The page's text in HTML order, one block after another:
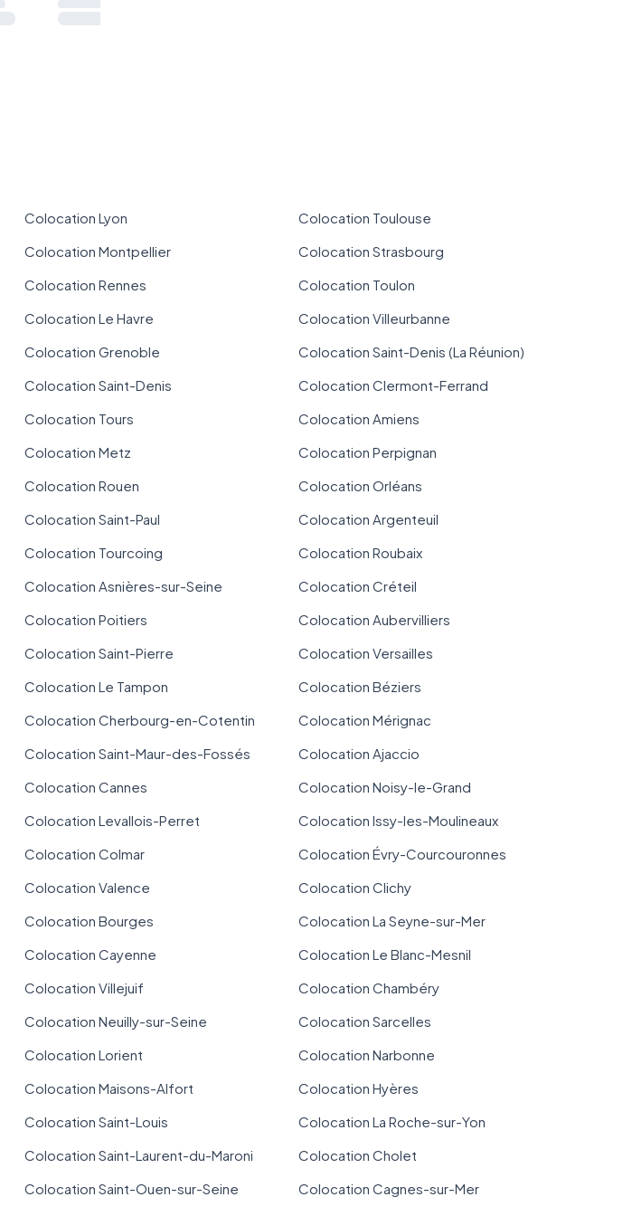
Colocation Lyon
Colocation Toulouse
Colocation Montpellier
Colocation Strasbourg
Colocation Rennes
Colocation Toulon
Colocation Le Havre
Colocation Villeurbanne
Colocation Grenoble
Colocation Saint-Denis (La Réunion)
Colocation Saint-Denis
Colocation Clermont-Ferrand
Colocation Tours
Colocation Amiens
Colocation Metz
Colocation Perpignan
Colocation Rouen
Colocation Orléans
Colocation Saint-Paul
Colocation Argenteuil
Colocation Tourcoing
Colocation Roubaix
Colocation Asnières-sur-Seine
Colocation Créteil
Colocation Poitiers
Colocation Aubervilliers
Colocation Saint-Pierre
Colocation Versailles
Colocation Le Tampon
Colocation Béziers
Colocation Cherbourg-en-Cotentin
Colocation Mérignac
Colocation Saint-Maur-des-Fossés
Colocation Ajaccio
Colocation Cannes
Colocation Noisy-le-Grand
Colocation Levallois-Perret
Colocation Issy-les-Moulineaux
Colocation Colmar
Colocation Évry-Courcouronnes
Colocation Valence
Colocation Clichy
Colocation Bourges
Colocation La Seyne-sur-Mer
Colocation Cayenne
Colocation Le Blanc-Mesnil
Colocation Villejuif
Colocation Chambéry
Colocation Neuilly-sur-Seine
Colocation Sarcelles
Colocation Lorient
Colocation Narbonne
Colocation Maisons-Alfort
Colocation Hyères
Colocation Saint-Louis
Colocation La Roche-sur-Yon
Colocation Saint-Laurent-du-Maroni
Colocation Cholet
Colocation Saint-Ouen-sur-Seine
Colocation Cagnes-sur-Mer